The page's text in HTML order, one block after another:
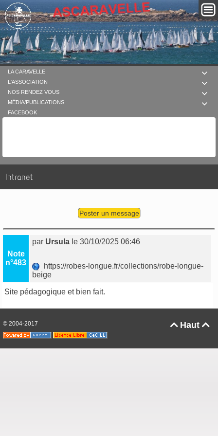

LA CARAVELLE

L'ASSOCIATION

NOS RENDEZ VOUS

MÉDIA/PUBLICATIONS
FACEBOOK
Intranet
Poster un message
Note
n°483
par Ursula le 30/10/2025 06:46
https://robes-longue.fr/collections/robe-longue-
beige
Site pédagogique et bien fait.
Haut 
© 2004-2017